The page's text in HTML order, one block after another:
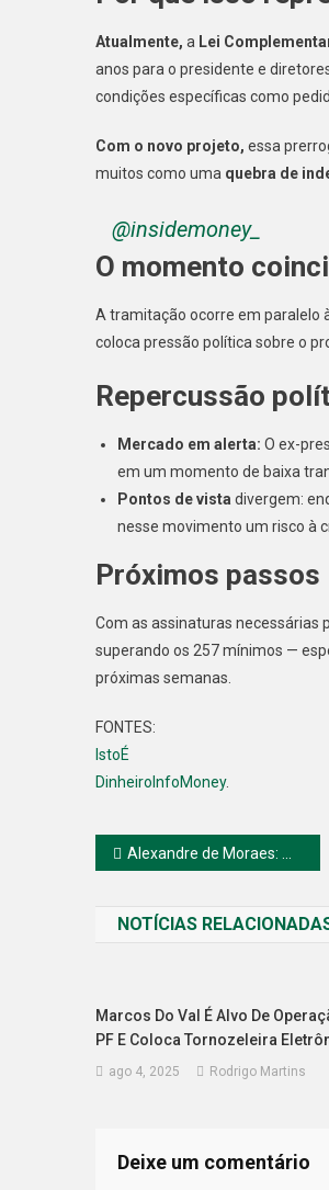
Atualmente, a Lei
anos para o presidente e
condições específicas como
Com o novo projeto, essa
muitos como uma quebra de
@insidemoney_
O momento
A tramitação ocorre em paralelo
coloca pressão política sobre o
Repercussão
Mercado em alerta: O ex-
em um momento de baixa
Pontos de vista divergem:
nesse movimento um risco à
Próximos passos
Com as assinaturas necessárias
superando os 257 mínimos —
próximas semanas.
FONTES:
IstoÉ
Dinheiro InfoMoney.
Navegação
Post
Alexandre de Moraes: O Imperador Supremo do Brasil
NOTÍCIAS
Marcos Do Val É Alvo De
PF E Coloca Tornozeleira
ago 4, 2025 Rodrigo Martins
Deixe um comentário